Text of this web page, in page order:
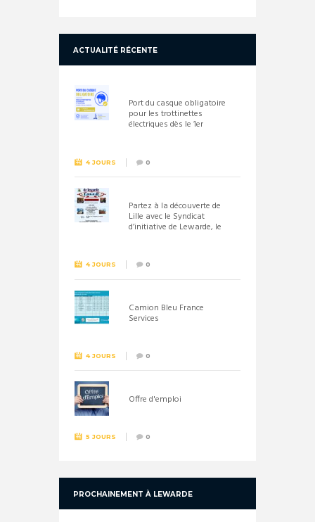
ACTUALITÉ RÉCENTE
Port du casque obligatoire
pour les trottinettes
électriques dès le 1er
4 JOURS 0
Partez à la découverte de
Lille avec le Syndicat
d’initiative de Lewarde, le
4 JOURS 0
Camion Bleu France
Services
4 JOURS 0
Offre d'emploi
5 JOURS 0
PROCHAINEMENT À LEWARDE